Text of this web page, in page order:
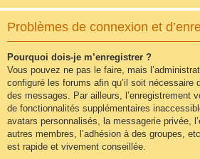
Problèmes de connexion et
Pourquoi dois-je m’enregistrer ?
Vous pouvez ne pas le faire, mais
configuré les forums afin qu’il soit nécessaire
des messages. Par ailleurs, l’enregistrement
de fonctionnalités supplémentaires
avatars personnalisés, la messagerie privée,
autres membres, l’adhésion à des groupes,
est rapide et vivement conseillée.